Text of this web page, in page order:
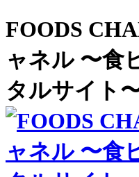
FOODS
ャネル 〜食
タルサイト